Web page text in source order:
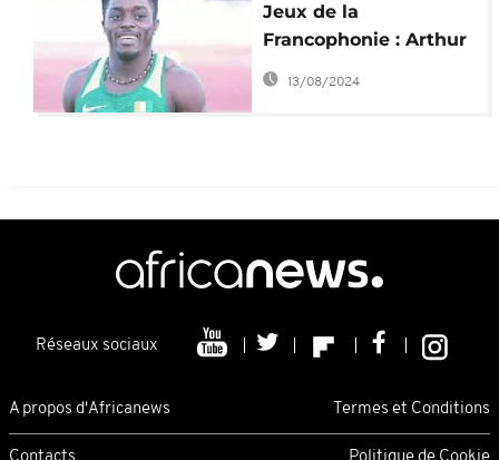
Jeux de la
Francophonie : Arthur
Cissé Gué, tout près
13/08/2024
Réseaux sociaux
A propos d'Africanews Termes et Conditions